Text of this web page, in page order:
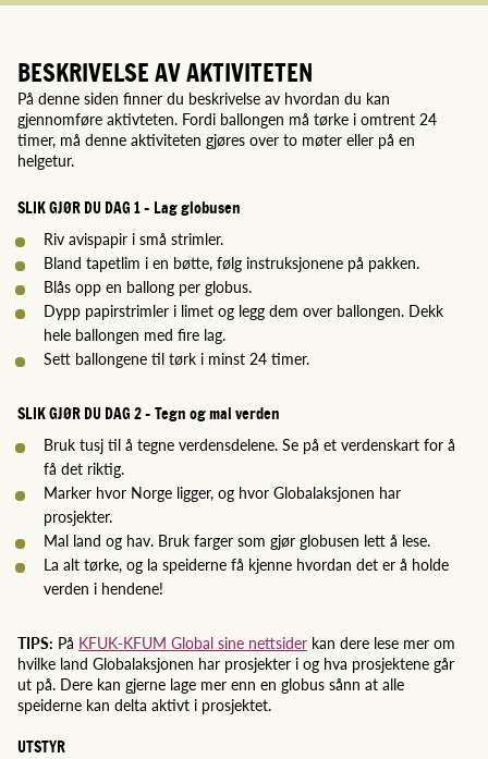
BESKRIVELSE AV AKTIVITETEN
På denne siden finner du beskrivelse av hvordan du kan
gjennomføre aktivteten. Fordi ballongen må tørke i omtrent 24
timer, må denne aktiviteten gjøres over to møter eller på en
helgetur.
SLIK GJØR DU DAG 1 – Lag globusen
Riv avispapir i små strimler.
Bland tapetlim i en bøtte, følg instruksjonene på pakken.
Blås opp en ballong per globus.
Dypp papirstrimler i limet og legg dem over ballongen. Dekk
hele ballongen med fire lag.
Sett ballongene til tørk i minst 24 timer.
SLIK GJØR DU DAG 2 - Tegn og mal verden
Bruk tusj til å tegne verdensdelene. Se på et verdenskart for å
få det riktig.
Marker hvor Norge ligger, og hvor Globalaksjonen har
prosjekter.
Mal land og hav. Bruk farger som gjør globusen lett å lese.
La alt tørke, og la speiderne få kjenne hvordan det er å holde
verden i hendene!
TIPS: På KFUK-KFUM Global sine nettsider kan dere lese mer om
hvilke land Globalaksjonen har prosjekter i og hva prosjektene går
ut på. Dere kan gjerne lage mer enn en globus sånn at alle
speiderne kan delta aktivt i prosjektet.
UTSTYR